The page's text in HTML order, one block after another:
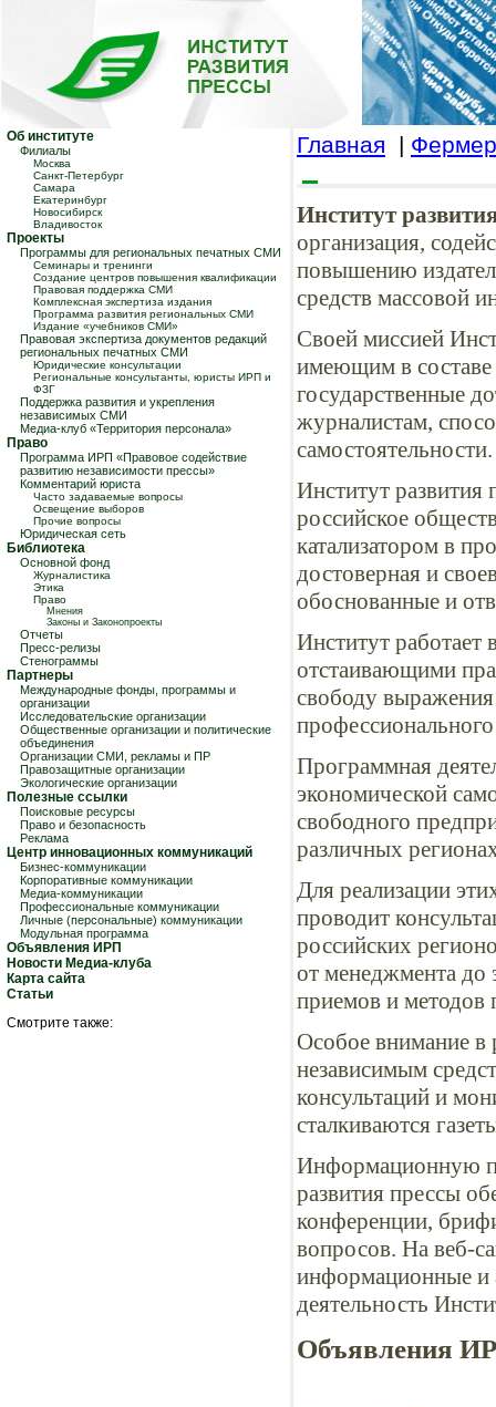
Об институте
Филиалы
Москва
Санкт-Петербург
Самара
Екатеринбург
Новосибирск
Владивосток
Проекты
Программы для региональных печатных СМИ
Семинары и тренинги
Создание центров повышения квалификации
Правовая поддержка СМИ
Комплексная экспертиза издания
Программа развития региональных СМИ
Издание «учебников СМИ»
Правовая экспертиза документов редакций
региональных печатных СМИ
Юридические консультации
Региональные консультанты, юристы ИРП и
ФЗГ
Поддержка развития и укрепления
независимых СМИ
Медиа-клуб «Территория персонала»
Право
Программа ИРП «Правовое содействие
развитию независимости прессы»
Комментарий юриста
Часто задаваемые вопросы
Освещение выборов
Прочие вопросы
Юридическая сеть
Библиотека
Основной фонд
Журналистика
Этика
Право
Мнения
Законы и Законопроекты
Отчеты
Пресс-релизы
Стенограммы
Партнеры
Международные фонды, программы и
организации
Исследовательские организации
Общественные организации и политические
объединения
Организации СМИ, рекламы и ПР
Правозащитные организации
Экологические организации
Полезные ссылки
Поисковые ресурсы
Право и безопасность
Реклама
Центр инновационных коммуникаций
Бизнес-коммуникации
Корпоративные коммуникации
Медиа-коммуникации
Профессиональные коммуникации
Личные (персональные) коммуникации
Модульная программа
Объявления ИРП
Новости Медиа-клуба
Карта сайта
Статьи
Смотрите также:
Главная |
Институт
организация,
повышению
средств массовой
Своей миссией
имеющим в составе
государственные
журналистам,
самостоятельности.
Институт развития
российское
катализатором в
достоверная и
обоснованные и
Институт работает
отстаивающими
свободу
Программная
экономической
свободного
различных
Для реализации
проводит
российских
от менеджмента до
приемов и методов
Особое внимание в
независимым
консультаций и
сталкиваются
Информационную
развития прессы
конференции,
вопросов. На веб-
информационные и
деятельность
Объявления